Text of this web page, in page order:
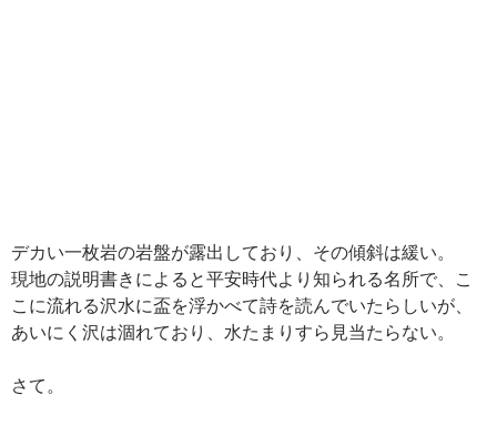
デカい一枚岩の岩盤が露出しており、その傾斜は緩い。
現地の説明書きによると平安時代より知られる名所で、こ
こに流れる沢水に盃を浮かべて詩を読んでいたらしいが、
あいにく沢は涸れており、水たまりすら見当たらない。
さて。